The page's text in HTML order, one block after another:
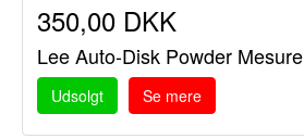
350,00 DKK
Lee Auto-Disk Powder Mesure
Udsolgt Se mere